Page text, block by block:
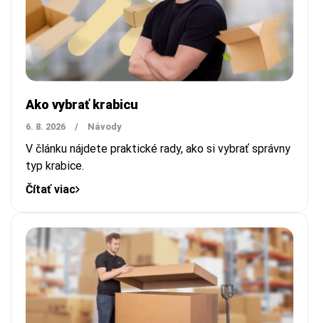
Ako vybrať krabicu
6. 8. 2026 / Návody
V článku nájdete praktické rady, ako si vybrať správny
typ krabice.
Čítať viac